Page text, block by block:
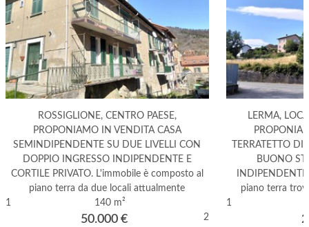
ROSSIGLIONE, CENTRO PAESE,
PROPONIAMO IN VENDITA CASA
SEMINDIPENDENTE SU DUE LIVELLI CON
DOPPIO INGRESSO INDIPENDENTE E
CORTILE PRIVATO. L'immobile è composto al
piano terra da due locali attualmente
1
140 m²
2
50.000 €
LERMA,
TERRATETTO
BUONO
piano terra
1